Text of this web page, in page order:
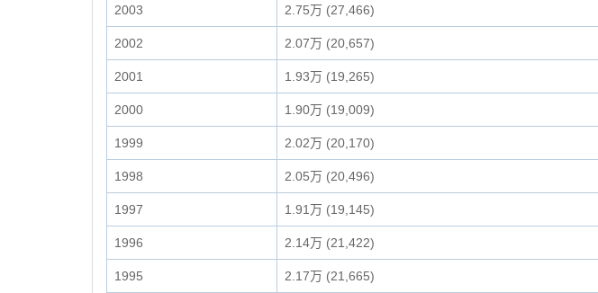
2003 2.75万 (27,466)
2002 2.07万 (20,657)
2001 1.93万 (19,265)
2000 1.90万 (19,009)
1999 2.02万 (20,170)
1998 2.05万 (20,496)
1997 1.91万 (19,145)
1996 2.14万 (21,422)
1995 2.17万 (21,665)